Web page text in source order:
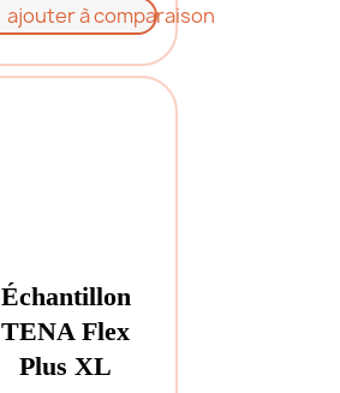
ajouter à comparaison
Échantillon
TENA Flex
Plus XL